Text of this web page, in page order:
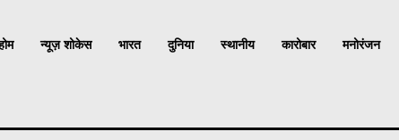
न्यूज़ शोकेस भारत दुनिया स्थानीय कारोबार मनोरंजन